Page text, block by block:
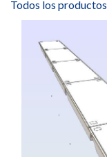
Todos los productos